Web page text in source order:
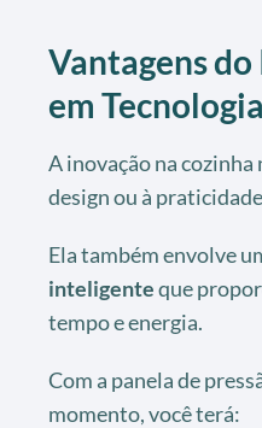
Vantagens
em
A inovação na cozinha
design ou à
Ela também envolve
inteligenteque
tempo e energia.
Com a panela de
momento, você terá: